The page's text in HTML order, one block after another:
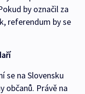
by označil za
referendum by se
se na Slovensku
občanů. Právě na